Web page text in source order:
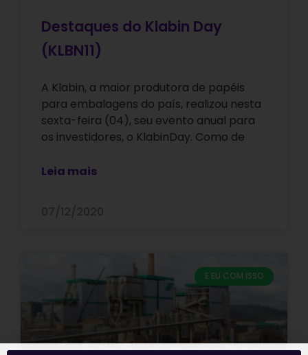
Destaques do Klabin Day
(KLBN11)
A Klabin, a maior produtora de papéis
para embalagens do país, realizou nesta
sexta-feira (04), seu evento anual para
os investidores, o KlabinDay. Como de
Leia mais
E EU COM ISSO